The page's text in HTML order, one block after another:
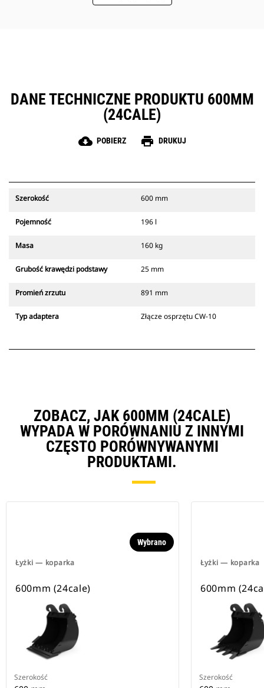
DANE TECHNICZNE PRODUKTU 600MM
(24CALE)
cloud_download POBIERZ print DRUKUJ
Szerokość 600 mm
Pojemność 196 l
Masa 160 kg
Grubość krawędzi podstawy 25 mm
Promień zrzutu 891 mm
Typ adaptera Złącze osprzętu CW-10
ZOBACZ, JAK 600MM (24CALE)
WYPADA W PORÓWNANIU Z INNYMI
CZĘSTO PORÓWNYWANYMI
PRODUKTAMI.
Łyżki — koparka
Wybrano
600mm (24cale)
Szerokość
Łyżki — koparka
600mm
Szerokość